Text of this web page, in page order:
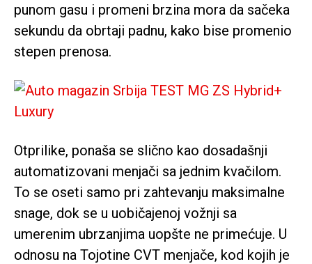
punom gasu i promeni brzina mora da sačeka
sekundu da obrtaji padnu, kako bise promenio
stepen prenosa.
Otprilike, ponaša se slično kao dosadašnji
automatizovani menjači sa jednim kvačilom.
To se oseti samo pri zahtevanju maksimalne
snage, dok se u uobičajenoj vožnji sa
umerenim ubrzanjima uopšte ne primećuje. U
odnosu na Tojotine CVT menjače, kod kojih je